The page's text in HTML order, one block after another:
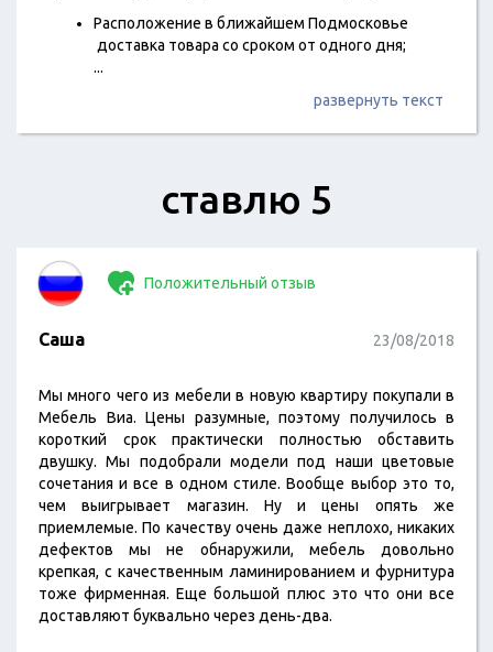
Расположение в ближайшем Подмосковье
доставка товара со сроком от одного дня;
...
развернуть текст
ставлю 5
Положительный отзыв
Саша 23/08/2018
Мы много чего из мебели в новую квартиру покупали в
Мебель Виа. Цены разумные, поэтому получилось в
короткий срок практически полностью обставить
двушку. Мы подобрали модели под наши цветовые
сочетания и все в одном стиле. Вообще выбор это то,
чем выигрывает магазин. Ну и цены опять же
приемлемые. По качеству очень даже неплохо, никаких
дефектов мы не обнаружили, мебель довольно
крепкая, с качественным ламинированием и фурнитура
тоже фирменная. Еще большой плюс это что они все
доставляют буквально через день-два.